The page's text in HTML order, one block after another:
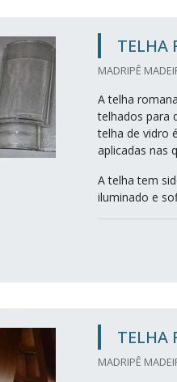
TELHA
MADRIPÊ
A telha
telhados para
telha de vidro
aplicadas nas
A telha tem
iluminado e
TELHA
MADRIPÊ